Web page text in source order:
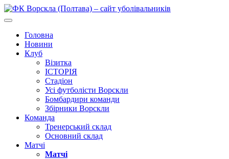
Головна
Новини
Клуб
Візитка
ІСТОРІЯ
Стадіон
Усі футболісти Ворскли
Бомбардири команди
Збірники Ворскли
Команда
Тренерський склад
Основний склад
Матчі
Матчі